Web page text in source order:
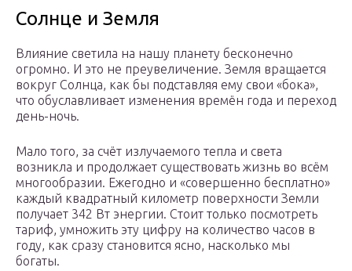
Солнце и Земля
Влияние светила на нашу планету бесконечно
огромно. И это не преувеличение. Земля вращается
вокруг Солнца, как бы подставляя ему свои «бока»,
что обуславливает изменения времён года и переход
день-ночь.
Мало того, за счёт излучаемого тепла и света
возникла и продолжает существовать жизнь во всём
многообразии. Ежегодно и «совершенно бесплатно»
каждый квадратный километр поверхности Земли
получает 342 Вт энергии. Стоит только посмотреть
тариф, умножить эту цифру на количество часов в
году, как сразу становится ясно, насколько мы
богаты.